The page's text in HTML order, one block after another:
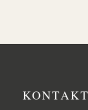
KONTAKT